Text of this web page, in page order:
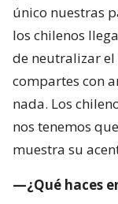
único nuestras
los chilenos
de neutralizar el
compartes con
nada. Los
nos tenemos
muestra su
—¿Qué haces